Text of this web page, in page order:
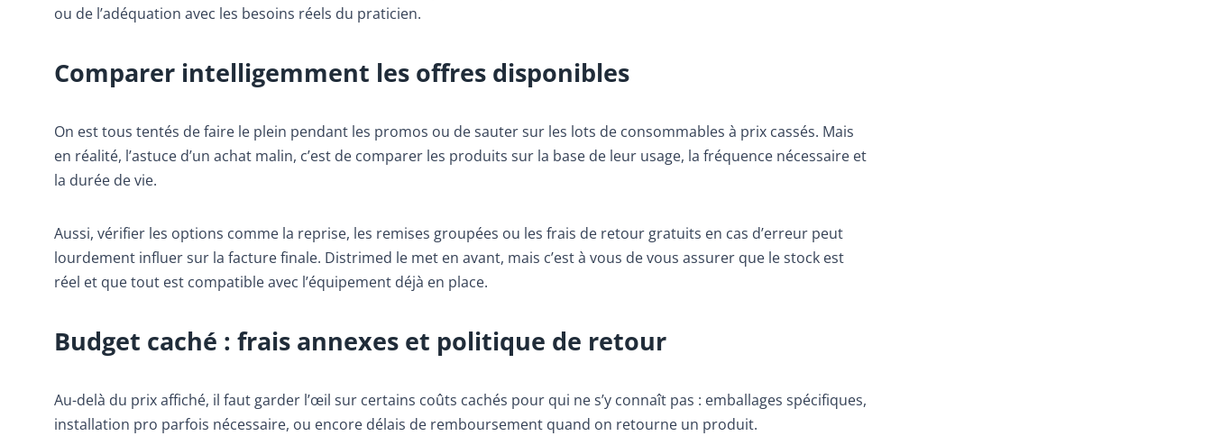
ou de l’adéquation avec les besoins réels du praticien.
Comparer intelligemment les offres disponibles
On est tous tentés de faire le plein pendant les promos ou de sauter sur les lots de consommables à prix cassés. Mais
en réalité, l’astuce d’un achat malin, c’est de comparer les produits sur la base de leur usage, la fréquence nécessaire et
la durée de vie.
Aussi, vérifier les options comme la reprise, les remises groupées ou les frais de retour gratuits en cas d’erreur peut
lourdement influer sur la facture finale. Distrimed le met en avant, mais c’est à vous de vous assurer que le stock est
réel et que tout est compatible avec l’équipement déjà en place.
Budget caché : frais annexes et politique de retour
Au-delà du prix affiché, il faut garder l’œil sur certains coûts cachés pour qui ne s’y connaît pas : emballages spécifiques,
installation pro parfois nécessaire, ou encore délais de remboursement quand on retourne un produit.